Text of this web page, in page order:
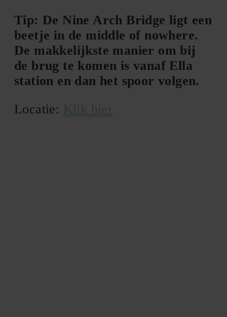
Tip: De Nine Arch Bridge ligt een
beetje in de middle of nowhere.
De makkelijkste manier om bij
de brug te komen is vanaf Ella
station en dan het spoor volgen.
Locatie: Klik hier